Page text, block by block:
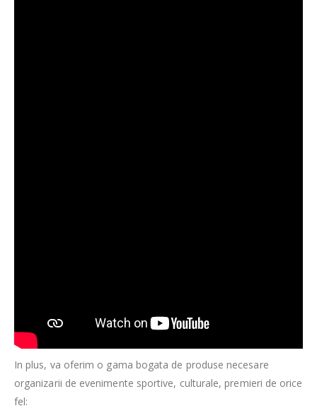
In plus, va oferim o gama bogata de produse necesare
organizarii de evenimente sportive, culturale, premieri de orice
fel: